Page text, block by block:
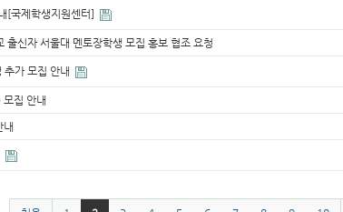
[국제학생지원센터]
신자 서울대 멘토장학생 모집 홍보 협조 요청
가 모집 안내
집 안내
내